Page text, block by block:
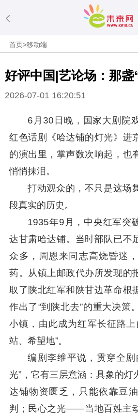
首页>移动端
好评中国|艺论场：那盏
2026-07-01 16:20:51
6月30日晚，国家大剧院
红色话剧《哈达铺的灯光》进
的演出里，掌声数次响起，也
悄悄抹泪。
打动观众的，不只是这场
段真实的历史。
1935年9月，中央红军突
达甘肃哈达铺。当时部队已不
众多，周恩来同志高烧昏迷
药。从镇上邮政代办所发现的
取了陕北红军和陕甘边革命根
作出了“到陕北去”的重大决策
小镇，由此成为红军长征路上
站、希望地”。
编剧李维平说，贯穿全剧
光”，它有三层意涵：具象的
达铺物资匮乏，只能依靠豆
判；民心之光——当地百姓主